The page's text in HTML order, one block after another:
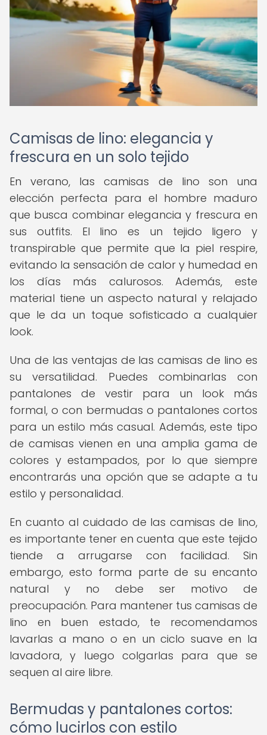
Camisas de lino: elegancia y
frescura en un solo tejido
En verano, las camisas de lino son una
elección perfecta para el hombre maduro
que busca combinar elegancia y frescura en
sus outfits. El lino es un tejido ligero y
transpirable que permite que la piel respire,
evitando la sensación de calor y humedad en
los días más calurosos. Además, este
material tiene un aspecto natural y relajado
que le da un toque sofisticado a cualquier
look.
Una de las ventajas de las camisas de lino es
su versatilidad. Puedes combinarlas con
pantalones de vestir para un look más
formal, o con bermudas o pantalones cortos
para un estilo más casual. Además, este tipo
de camisas vienen en una amplia gama de
colores y estampados, por lo que siempre
encontrarás una opción que se adapte a tu
estilo y personalidad.
En cuanto al cuidado de las camisas de lino,
es importante tener en cuenta que este tejido
tiende a arrugarse con facilidad. Sin
embargo, esto forma parte de su encanto
natural y no debe ser motivo de
preocupación. Para mantener tus camisas de
lino en buen estado, te recomendamos
lavarlas a mano o en un ciclo suave en la
lavadora, y luego colgarlas para que se
sequen al aire libre.
Bermudas y pantalones cortos:
cómo lucirlos con estilo